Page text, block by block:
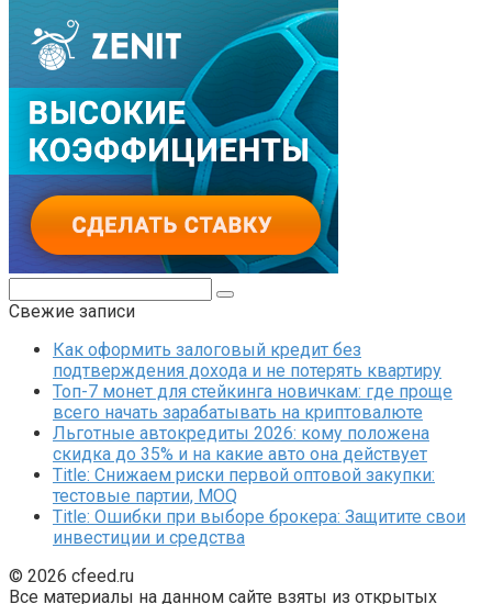
Свежие записи
Как оформить залоговый кредит без
подтверждения дохода и не потерять квартиру
Топ-7 монет для стейкинга новичкам: где проще
всего начать зарабатывать на криптовалюте
Льготные автокредиты 2026: кому положена
скидка до 35% и на какие авто она действует
Title: Снижаем риски первой оптовой закупки:
тестовые партии, MOQ
Title: Ошибки при выборе брокера: Защитите свои
инвестиции и средства
© 2026 cfeed.ru
Все материалы на данном сайте взяты из открытых